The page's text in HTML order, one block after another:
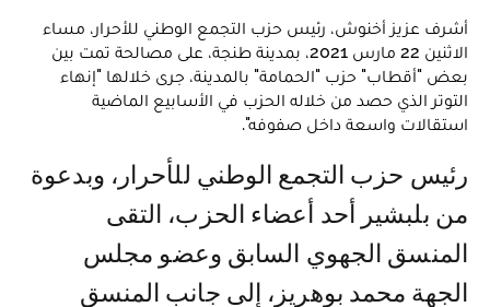
أشرف عزيز أخنوش، رئيس حزب التجمع الوطني للأحرار، مساء
الاثنين 22 مارس 2021، بمدينة طنجة، على مصالحة تمت بين
بعض "أقطاب" حزب "الحمامة" بالمدينة، جرى خلالها "إنهاء
التوتر الذي حصد من خلاله الحزب في الأسابيع الماضية
استقالات واسعة داخل صفوفه".
رئيس حزب التجمع الوطني للأحرار، وبدعوة
من بلبشير أحد أعضاء الحزب، التقى
المنسق الجهوي السابق وعضو مجلس
الجهة محمد بوهريز، إلى جانب المنسق